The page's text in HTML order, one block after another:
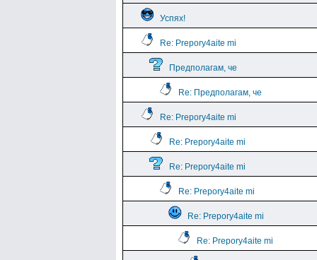
Успях!
Re: Prepory4aite mi
Предполагам, че
Re: Предполагам, че
Re: Prepory4aite mi
Re: Prepory4aite mi
Re: Prepory4aite mi
Re: Prepory4aite mi
Re: Prepory4aite mi
Re: Prepory4aite mi